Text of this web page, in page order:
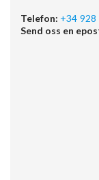
Telefon: +34
Send oss en